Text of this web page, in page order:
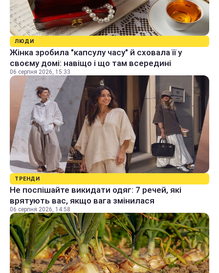
ЛЮДИ
Жінка зробила "капсулу часу" й сховала її у
своєму домі: навіщо і що там всередині
06 серпня 2026, 15:33
ТРЕНДИ
Не поспішайте викидати одяг: 7 речей, які
врятують вас, якщо вага змінилася
06 серпня 2026, 14:58